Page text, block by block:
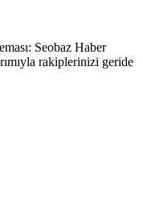
Seobaz Haber
rakiplerinizi geride